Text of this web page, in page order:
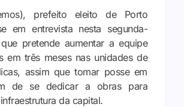
prefeito eleito de Porto
em entrevista nesta segunda-
pretende aumentar a equipe
em três meses nas unidades de
assim que tomar posse em
de se dedicar a obras para
da capital.